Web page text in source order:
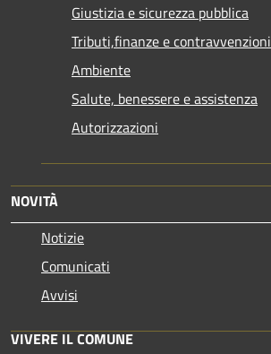
Giustizia e sicurezza pubblica
Tributi,finanze e contravvenzioni
Ambiente
Salute, benessere e assistenza
Autorizzazioni
NOVITÀ
Notizie
Comunicati
Avvisi
VIVERE IL COMUNE